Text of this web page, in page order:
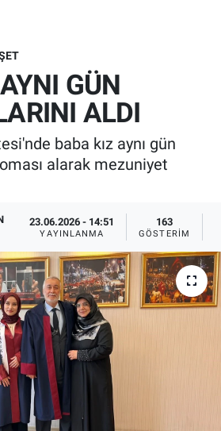
GÜN
ALDI
baba kız aynı gün
alarak mezuniyet
23.06.2026 - 14:51
YAYINLANMA
163
GÖSTERIM